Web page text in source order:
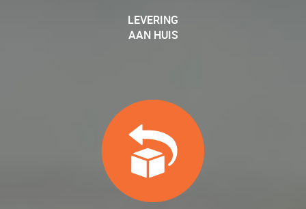
LEVERING
AAN HUIS